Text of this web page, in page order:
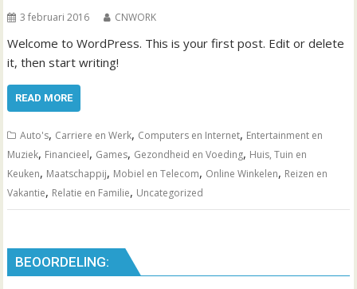
3 februari 2016 CNWORK
Welcome to WordPress. This is your first post. Edit or delete
it, then start writing!
READ MORE
Auto's, Carriere en Werk, Computers en Internet, Entertainment en
Muziek, Financieel, Games, Gezondheid en Voeding, Huis, Tuin en
Keuken, Maatschappij, Mobiel en Telecom, Online Winkelen, Reizen en
Vakantie, Relatie en Familie, Uncategorized
BEOORDELING: